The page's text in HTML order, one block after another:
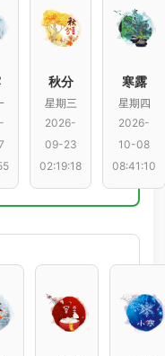
秋分
星期三
2026-
09-23
02:19:18
寒露
星期四
2026-
10-08
08:41:10